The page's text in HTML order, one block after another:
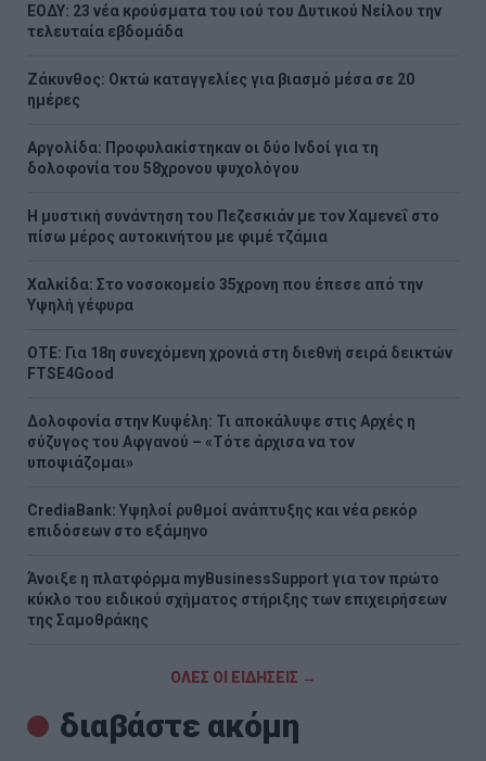
ΕΟΔΥ: 23 νέα κρούσματα του ιού του Δυτικού Νείλου την
τελευταία εβδομάδα
Ζάκυνθος: Οκτώ καταγγελίες για βιασμό μέσα σε 20
ημέρες
Αργολίδα: Προφυλακίστηκαν οι δύο Ινδοί για τη
δολοφονία του 58χρονου ψυχολόγου
Η μυστική συνάντηση του Πεζεσκιάν με τον Χαμενεΐ στο
πίσω μέρος αυτοκινήτου με φιμέ τζάμια
Χαλκίδα: Στο νοσοκομείο 35χρονη που έπεσε από την
Υψηλή γέφυρα
ΟΤΕ: Για 18η συνεχόμενη χρονιά στη διεθνή σειρά δεικτών
FTSE4Good
Δολοφονία στην Κυψέλη: Τι αποκάλυψε στις Αρχές η
σύζυγος του Αφγανού – «Τότε άρχισα να τον
υποψιάζομαι»
CrediaBank: Υψηλοί ρυθμοί ανάπτυξης και νέα ρεκόρ
επιδόσεων στο εξάμηνο
Άνοιξε η πλατφόρμα myBusinessSupport για τον πρώτο
κύκλο του ειδικού σχήματος στήριξης των επιχειρήσεων
της Σαμοθράκης
ΟΛΕΣ ΟΙ ΕΙΔΗΣΕΙΣ →
διαβάστε ακόμη